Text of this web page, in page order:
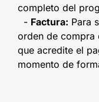
completo del
- Factura: Para
orden de compra
que acredite el
momento de